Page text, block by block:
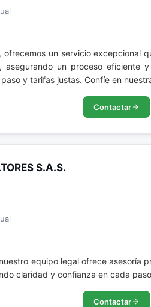
, ofrecemos un servicio excepcional
asegurando un proceso
y tarifas justas. Confíe en
Contactar
S.A.S.
equipo legal ofrece asesoría
claridad y confianza en cada
Contactar